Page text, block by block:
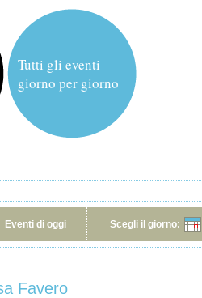
Tutti gli eventi
giorno per giorno
Eventi di oggi Scegli il giorno:
Favero